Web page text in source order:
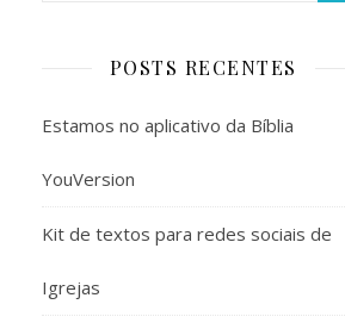
POSTS RECENTES
Estamos no aplicativo da Bíblia
YouVersion
Kit de textos para redes sociais de
Igrejas